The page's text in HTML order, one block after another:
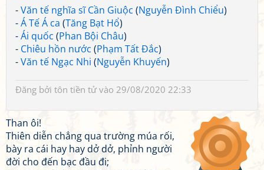
-Văn tế nghĩa sĩ Cần Giuộc (Nguyễn Đình Chiểu)
-Á Tế Á ca (Tăng Bạt Hổ)
-Ái quốc (Phan Bội Châu)
- Chiêu hồn nước (Phạm Tất Đắc)
-Văn tế Ngạc Nhi (Nguyễn Khuyến)
Đăng bởi tôn tiền tửvào 29/08/2020 22:33
Than ôi!
Thiên diễn chẳng qua trường múa rối,
bày ra cái hay hay dở dở, phỉnh người
đời cho đến bạc đầu đi;